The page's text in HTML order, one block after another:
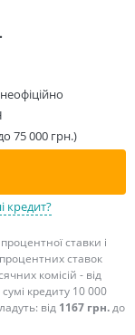
75 000 грн.)
кредит?
ставки і
ставок
комісій - від
кредиту 10 000
від 1167 грн.до